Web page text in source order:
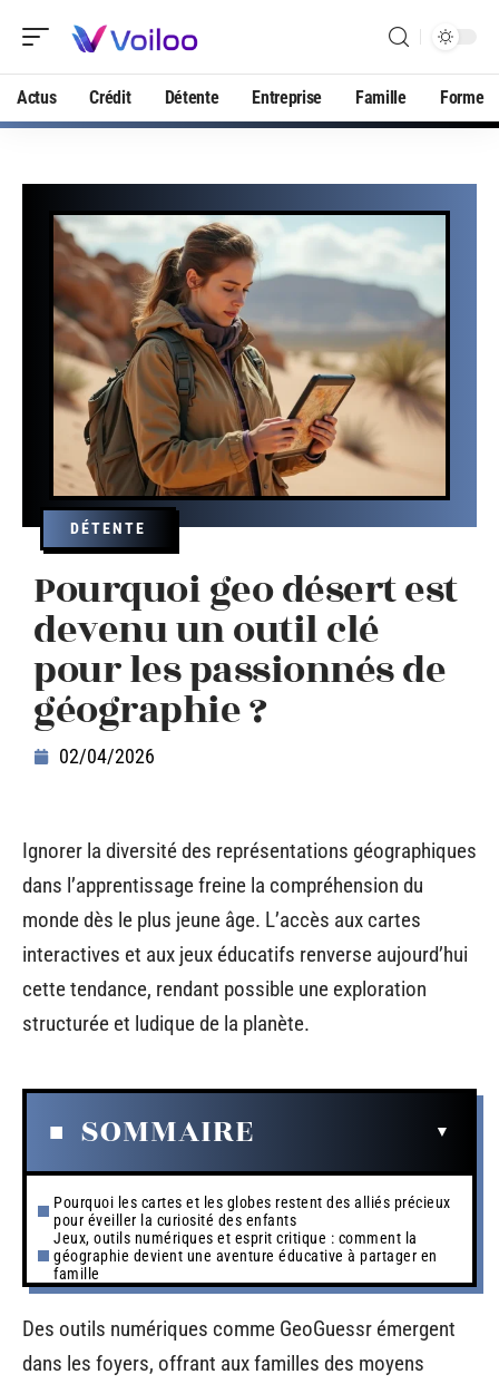
Actus Crédit Détente Entreprise Famille Forme
DÉTENTE
Pourquoi geo désert est
devenu un outil clé
pour les passionnés de
géographie ?
02/04/2026
Ignorer la diversité des représentations géographiques
dans l’apprentissage freine la compréhension du
monde dès le plus jeune âge. L’accès aux cartes
interactives et aux jeux éducatifs renverse aujourd’hui
cette tendance, rendant possible une exploration
structurée et ludique de la planète.
SOMMAIRE
Pourquoi les cartes et les globes restent des alliés précieux
pour éveiller la curiosité des enfants
Jeux, outils numériques et esprit critique : comment la
géographie devient une aventure éducative à partager en
famille
Des outils numériques comme GeoGuessr émergent
dans les foyers, offrant aux familles des moyens